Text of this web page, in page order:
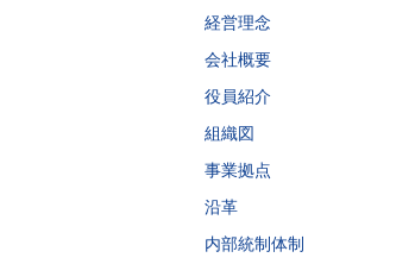
経営理念
会社概要
役員紹介
組織図
事業拠点
沿革
内部統制体制